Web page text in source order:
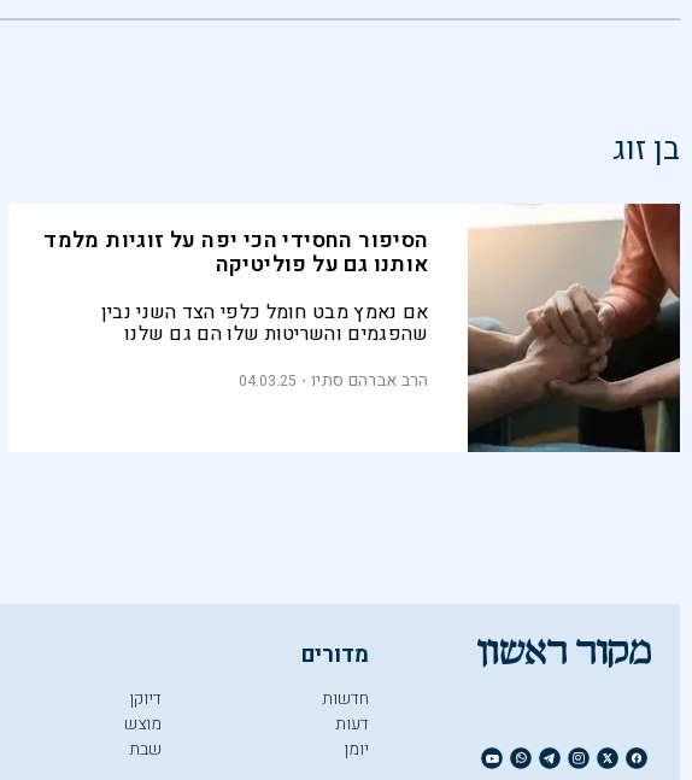
בן זוג
הסיפור החסידי הכי יפה על זוגיות מלמד
אותנו גם על פוליטיקה
אם נאמץ מבט חומל כלפי הצד השני נבין
שהפגמים והשריטות שלו הם גם שלנו
הרב אברהם סתיו 04.03.25
מדורים
חדשות
דעות
יומן
דיוקן
מוצש
שבת